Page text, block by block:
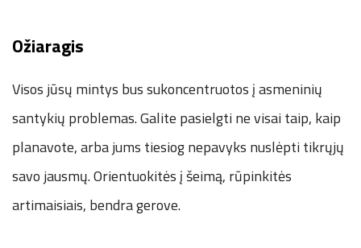
Ožiaragis
Visos jūsų mintys bus sukoncentruotos į asmeninių
santykių problemas. Galite pasielgti ne visai taip, kaip
planavote, arba jums tiesiog nepavyks nuslėpti tikrųjų
savo jausmų. Orientuokitės į šeimą, rūpinkitės
artimaisiais, bendra gerove.